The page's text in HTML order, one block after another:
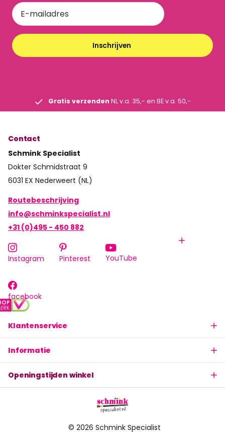
Inschrijven
Gratis verzenden NL v.a. 35,- en BE v.a. 50,-
Klantenservice
Informatie
Openingstijden winkel
Contact
Schmink Specialist
Dokter Schmidstraat 9
6031 EX Nederweert (NL)
Routebeschrijving
info@schminkspecialist.nl
+31 (0)495 - 450 882
Instagram Pinterest YouTube
facebook
© 2026 Schmink Specialist